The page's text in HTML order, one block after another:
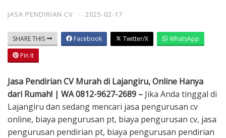
JASA PENDIRIAN CV · 2025-02-17
SHARE THIS Facebook Twitter/X
WhatsApp
Pin It
Jasa Pendirian CV Murah di Lajangiru, Online Hanya
dari Rumah! | WA 0812-9627-2689 – Jika Anda tinggal di
Lajangiru dan sedang mencari jasa pengurusan cv
online, biaya pengurusan pt, biaya pengurusan cv, jasa
pengurusan pendirian pt, biaya pengurusan pendirian